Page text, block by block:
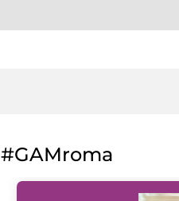
#GAMroma